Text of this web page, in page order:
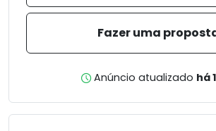
Fazer uma
Anúncio atualizado há